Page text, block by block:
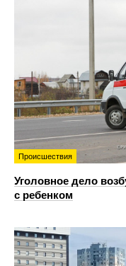
Происшествия
Уголовное дело
с ребенком